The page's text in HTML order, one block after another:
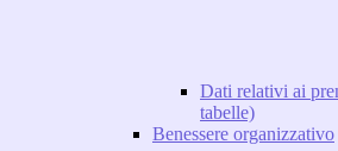
Dati relativi ai
tabelle)
Benessere organizzativo